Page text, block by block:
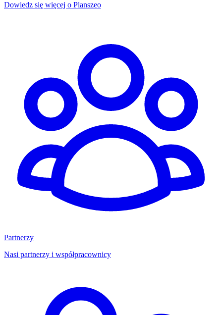
Dowiedz się więcej o Planszeo
Partnerzy
Nasi partnerzy i współpracownicy